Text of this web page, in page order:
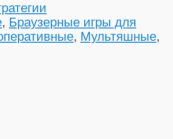
, Браузерные игры для
, Мультяшные,